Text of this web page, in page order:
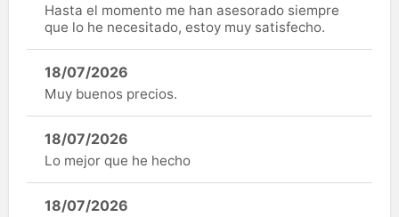
Hasta el momento me han asesorado siempre
que lo he necesitado, estoy muy satisfecho.
18/07/2026
Muy buenos precios.
18/07/2026
Lo mejor que he hecho
18/07/2026